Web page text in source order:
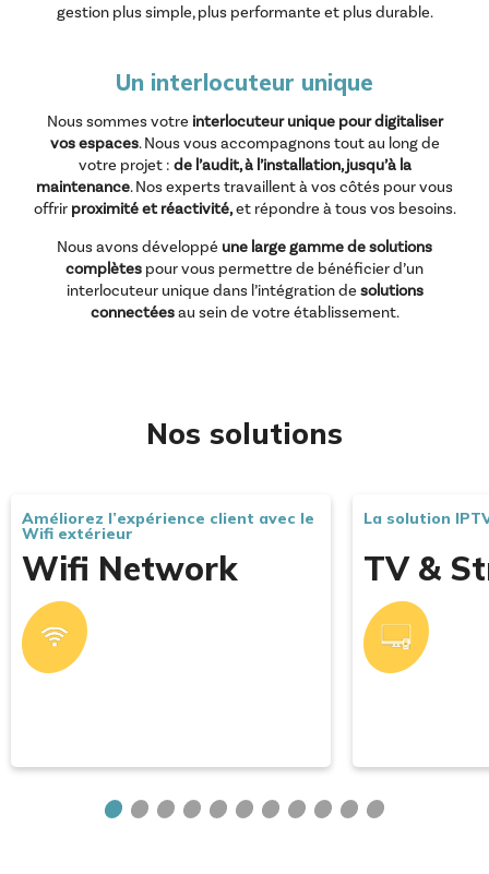
gestion plus simple, plus performante et plus durable.
Un interlocuteur unique
Nous sommes votreinterlocuteur unique pour digitaliser
vos espaces. Nous vous accompagnons tout au long de
votre projet : de l’audit, à l’installation, jusqu’à la
maintenance. Nos experts travaillent à vos côtés pour vous
offrir proximité et réactivité,et répondre à tous vos besoins.
Nous avons développé une large gamme de solutions
complètes pour vous permettre de bénéficier d’un
interlocuteur unique dans l’intégration desolutions
connectéesau sein de votre établissement.
Nos solutions
Améliorez l’expérience client avec le
Wifi extérieur
Wifi Network
La solution
TV &